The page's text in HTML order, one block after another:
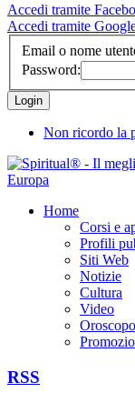
Accedi tramite
Accedi tramite
Email o nome
Password:
Non ricordo la
Home
Corsi e
Profili
Siti Web
Notizie
Cultura
Video
Oroscopo
RSS